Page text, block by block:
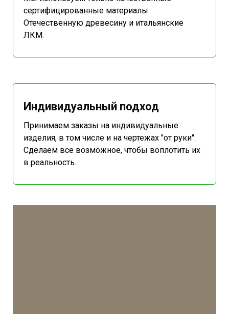
сертифицированные материалы.
Отечественную древесину и итальянские
ЛКМ.
Индивидуальный подход
Принимаем заказы на индивидуальные
изделия, в том числе и на чертежах "от руки".
Сделаем все возможное, чтобы воплотить их
в реальность.